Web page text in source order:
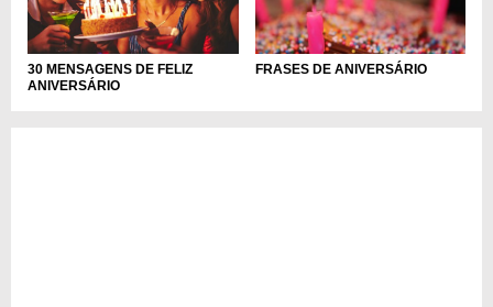
30 MENSAGENS DE FELIZ
ANIVERSÁRIO
FRASES DE ANIVERSÁRIO